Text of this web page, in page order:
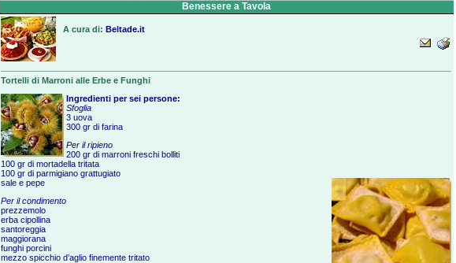
Benessere a Tavola
A cura di: Beltade.it
Tortelli di Marroni alle Erbe e Funghi
Ingredienti per sei persone:
Sfoglia
3 uova
300 gr di farina
Per il ripieno
200 gr di marroni freschi bolliti
100 gr di mortadella tritata
100 gr di parmigiano grattugiato
sale e pepe
Per il condimento
prezzemolo
erba cipollina
santoreggia
maggiorana
funghi porcini
mezzo spicchio d’aglio finemente tritato